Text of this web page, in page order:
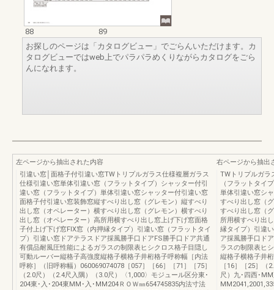
88
89
お探しのページは「カタログビュー」でごらんいただけます。カ
タログビューではweb上でパラパラめくりながらカタログをごら
んになれます。
左ページから抽出された内容
引違い窓│面格子付引違い窓TWトリプルガラス仕様複層ガラス
仕様引違い窓単体引違い窓（フラットタイプ）シャッター付引
違い窓（フラットタイプ）単体引違い窓シャッター付引違い窓
面格子付引違い窓装飾窓縦すべり出し窓（グレモン）縦すべり
出し窓（オペレーター）横すべり出し窓（グレモン）横すべり
出し窓（オペレーター）高所用横すべり出し窓上げ下げ窓面格
子付上げ下げ窓FIX窓（内押縁タイプ）引違い窓（フラットタイ
プ）引違い窓ドアテラスドア採風勝手口ドアFS勝手口ドア共通
有償品耐風圧性能によるガラスの制限表ヒシクロス格子目隠し
可動ルーバー縦格子高強度縦格子横格子井桁格子呼称幅［内法
呼称］（旧呼称幅）060069074078［057］［66］［71］［75］
（2.0尺）（2.4尺入隅）（3.0尺）〈1,000〉モジュール区分東･
204東･入･204東MM･入･MM204ＲＯＷ㎜654745835内法寸法
右ページから抽出
TWトリプルガラ
（フラットタイ
単体引違い窓シ
すべり出し窓（
すべり出し窓（
所用横すべり出
縁タイプ）引違
ア採風勝手口ド
ラスの制限表ヒ
縦格子横格子井
［16］［25］（
尺）九･四西･